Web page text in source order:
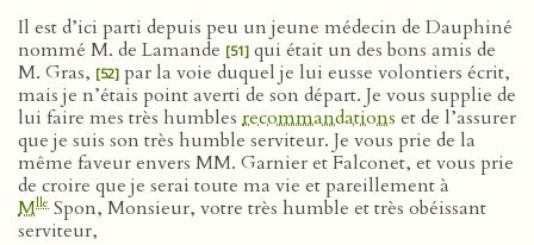
Il est d’ici parti depuis peu un jeune médecin de Dauphiné
nommé M. de Lamande [51] qui était un des bons amis de
M. Gras, [52] par la voie duquel je lui eusse volontiers écrit,
mais je n’étais point averti de son départ. Je vous supplie de
lui faire mes très humbles recommandations et de l’assurer
que je suis son très humble serviteur. Je vous prie de la
même faveur envers MM. Garnier et Falconet, et vous prie
de croire que je serai toute ma vie et pareillement à
Mlle Spon, Monsieur, votre très humble et très obéissant
serviteur,